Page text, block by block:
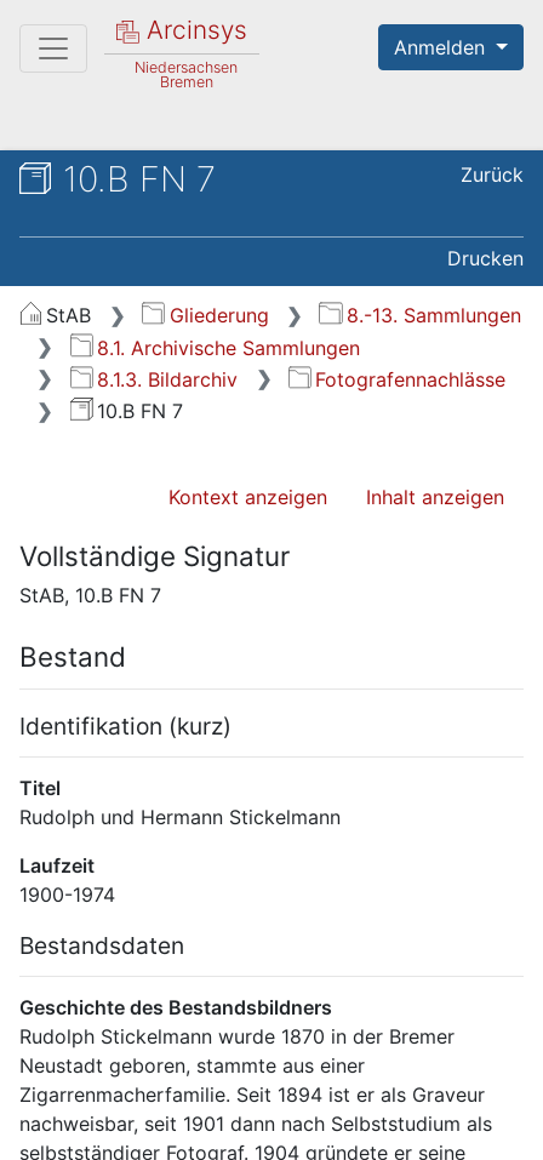
Arcinsys
Niedersachsen
Bremen
Anmelden
10.B FN 7 Zurück
Drucken
StAB Gliederung
8.-13. Sammlungen
8.1. Archivische Sammlungen
8.1.3. Bildarchiv
Fotografennachlässe
10.B FN 7
Kontext anzeigen Inhalt anzeigen
Vollständige Signatur
StAB, 10.B FN 7
Bestand
Identifikation (kurz)
Titel
Rudolph und Hermann Stickelmann
Laufzeit
1900-1974
Bestandsdaten
Geschichte des Bestandsbildners
Rudolph Stickelmann wurde 1870 in der Bremer
Neustadt geboren, stammte aus einer
Zigarrenmacherfamilie. Seit 1894 ist er als Graveur
nachweisbar, seit 1901 dann nach Selbststudium als
selbstständiger Fotograf. 1904 gründete er seine